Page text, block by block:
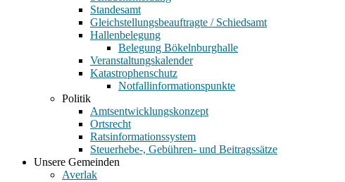
Standesamt
Gleichstellungsbeauftragte / Schiedsamt
Hallenbelegung
Belegung Bökelnburghalle
Veranstaltungskalender
Katastrophenschutz
Notfallinformationspunkte
Politik
Amtsentwicklungskonzept
Ortsrecht
Ratsinformationssystem
Steuerhebe-, Gebühren- und Beitragssätze
Unsere Gemeinden
Averlak